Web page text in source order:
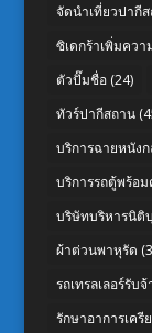
จัดนำเที่ยวปากี
ซิเดกร้าเพิ่มควา
ตัวปั๊มชื่อ(24)
ทัวร์ปากีสถาน
บริการฉายหนัง
บริการรถตู้พร้อ
บริษัทบริหารนิติ
ผ้าต่วนพาหุรัด
รถเทรลเลอร์รับจ้
รักษาอาการเค